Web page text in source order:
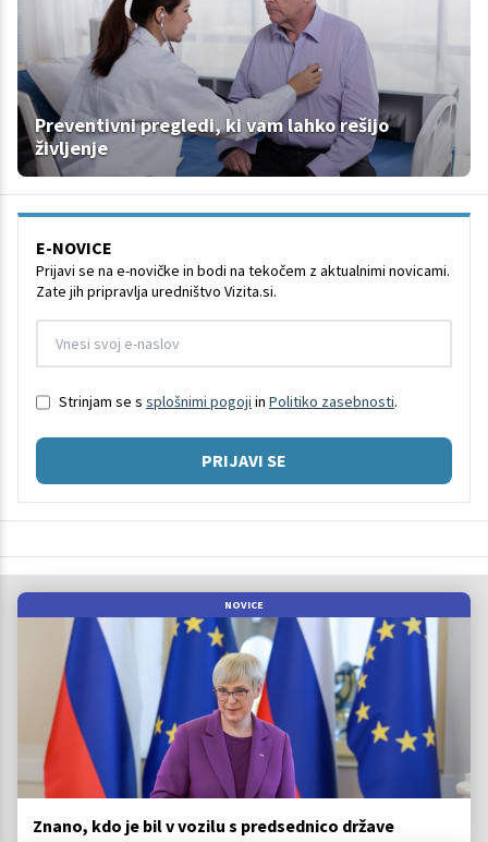
Preventivni pregledi, ki vam lahko rešijo
življenje
E-NOVICE
Prijavi se na e-novičke in bodi na tekočem z aktualnimi novicami.
Zate jih pripravlja uredništvo Vizita.si.
Strinjam se s splošnimi pogoji in Politiko zasebnosti.
PRIJAVI SE
NOVICE
Znano, kdo je bil v vozilu s predsednico države